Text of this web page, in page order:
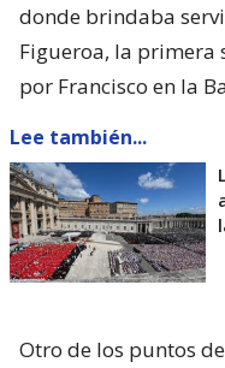
donde brindaba
Figueroa, la primera
por Francisco en la
Lee también...
Otro de los puntos